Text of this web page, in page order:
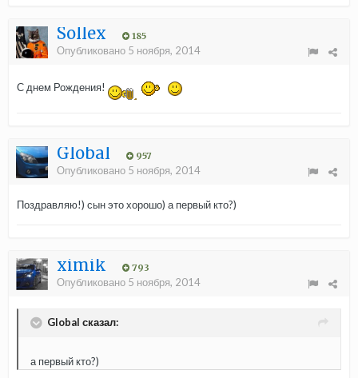
Sollex 185
Опубликовано 5 ноября, 2014
С днем Рождения!
Global 957
Опубликовано 5 ноября, 2014
Поздравляю!) сын это хорошо) а первый кто?)
ximik 793
Опубликовано 5 ноября, 2014
Global сказал:
а первый кто?)